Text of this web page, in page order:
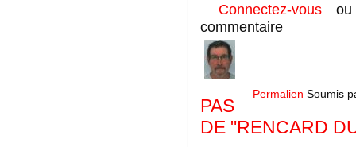
Connectez-vous
commentaire
Permalien Soumis
PAS
DE "RENCARD